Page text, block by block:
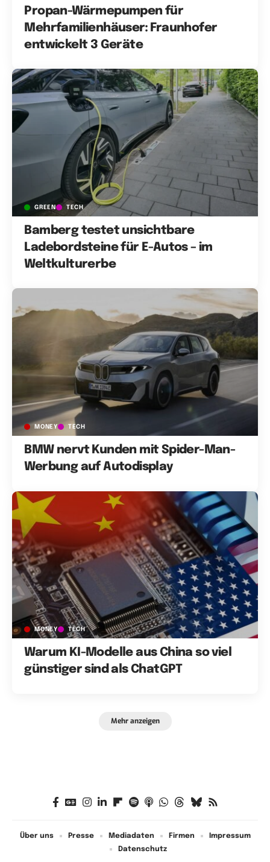
Propan-Wärmepumpen für
Mehrfamilienhäuser: Fraunhofer
entwickelt 3 Geräte
GREEN TECH
Bamberg testet unsichtbare
Ladebordsteine für E-Autos – im
Weltkulturerbe
MONEY TECH
BMW nervt Kunden mit Spider-Man-
Werbung auf Autodisplay
MONEY TECH
Warum KI-Modelle aus China so viel
günstiger sind als ChatGPT
Mehr anzeigen
Über uns Presse Mediadaten Firmen
Impressum
Datenschutz